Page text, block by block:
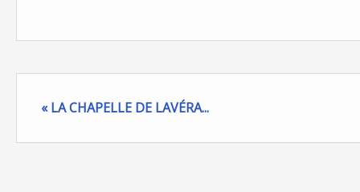
« LA CHAPELLE DE LAVÉRA...